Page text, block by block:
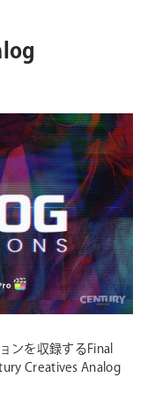
ンを収録するFinal
Creatives Analog